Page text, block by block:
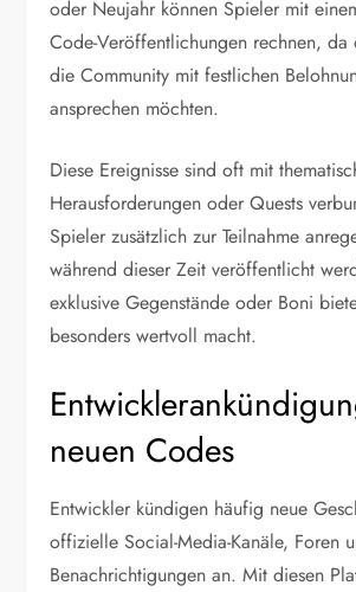
oder Neujahr können Spieler mit
Code-Veröffentlichungen rechnen,
die Community mit festlichen
ansprechen möchten.
Diese Ereignisse sind oft mit
Herausforderungen oder Quests
Spieler zusätzlich zur Teilnahme
während dieser Zeit veröffentlicht
exklusive Gegenstände oder Boni
besonders wertvoll macht.
neuen Codes
Entwickler kündigen häufig neue
offizielle Social-Media-Kanäle, Foren
Benachrichtigungen an. Mit diesen